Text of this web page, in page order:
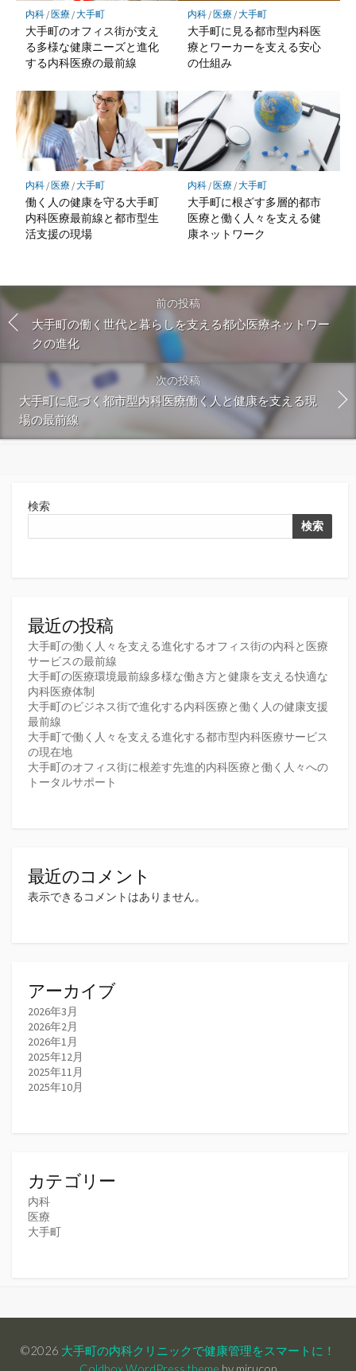
内科/医療/大手町
大手町のオフィス街が支え
る多様な健康ニーズと進化
する内科医療の最前線
内科/医療/大手町
大手町に見る都市型内科医
療とワーカーを支える安心
の仕組み
内科/医療/大手町
働く人の健康を守る大手町
内科医療最前線と都市型生
活支援の現場
内科/医療/大手町
大手町に根ざす多層的都市
医療と働く人々を支える健
康ネットワーク
前の投稿
大手町の働く世代と暮らしを支える都心医療ネットワー
クの進化
次の投稿
大手町に息づく都市型内科医療働く人と健康を支える現
場の最前線
検索
検索
最近の投稿
大手町の働く人々を支える進化するオフィス街の内科と医療
サービスの最前線
大手町の医療環境最前線多様な働き方と健康を支える快適な
内科医療体制
大手町のビジネス街で進化する内科医療と働く人の健康支援
最前線
大手町で働く人々を支える進化する都市型内科医療サービス
の現在地
大手町のオフィス街に根差す先進的内科医療と働く人々への
トータルサポート
最近のコメント
表示できるコメントはありません。
アーカイブ
2026年3月
2026年2月
2026年1月
2025年12月
2025年11月
2025年10月
カテゴリー
内科
医療
大手町
©2026 大手町の内科クリニックで健康管理をスマートに！